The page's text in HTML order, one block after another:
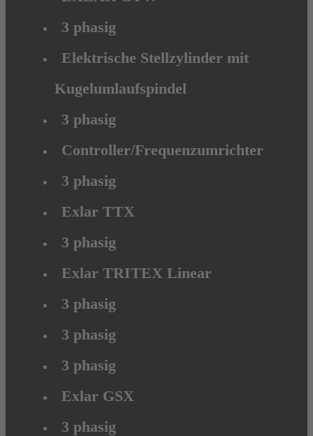
3 phasig
Elektrische Stellzylinder mit
Kugelumlaufspindel
3 phasig
Controller/Frequenzumrichter
3 phasig
Exlar TTX
3 phasig
Exlar TRITEX Linear
3 phasig
3 phasig
3 phasig
Exlar GSX
3 phasig